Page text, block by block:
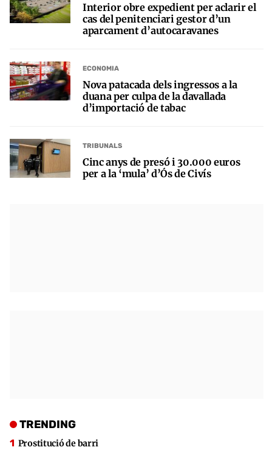
Interior obre expedient per aclarir el
cas del penitenciari gestor d’un
aparcament d’autocaravanes
ECONOMIA
Nova patacada dels ingressos a la
duana per culpa de la davallada
d’importació de tabac
TRIBUNALS
Cinc anys de presó i 30.000 euros
per a la ‘mula’ d’Ós de Civís
TRENDING
Prostitució de barri